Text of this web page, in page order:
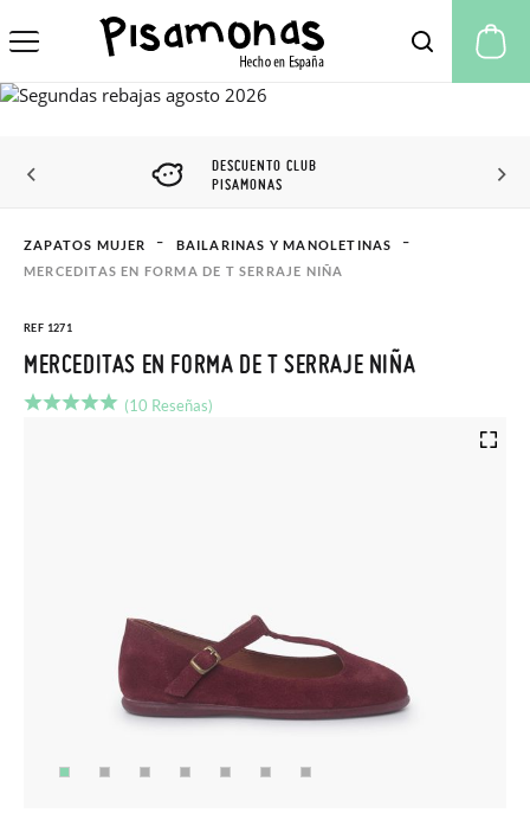
DESCUENTO CLUB
PISAMONAS
ZAPATOS MUJER
BAILARINAS Y MANOLETINAS
MERCEDITAS EN FORMA DE T SERRAJE NIÑA
REF 1271
MERCEDITAS EN FORMA DE T SERRAJE NIÑA
(10 Reseñas)